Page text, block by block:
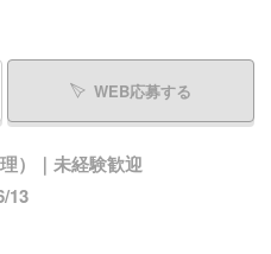
WEB応募する
）｜未経験歓迎
13